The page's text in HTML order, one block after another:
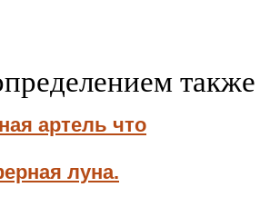
артель что
луна.